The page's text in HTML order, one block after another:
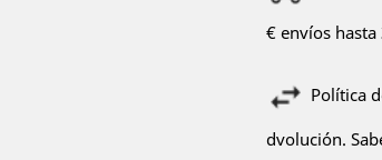
€ envíos hasta
Política
dvolución.